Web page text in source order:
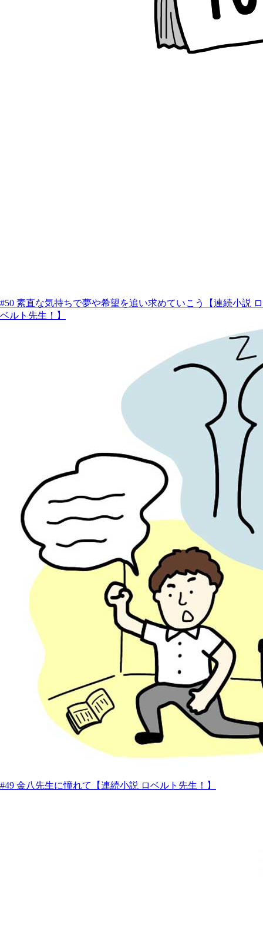
#50 素直な気持ちで夢や希望を追い求めていこう【連続小説 ロ
ベルト先生！】
#49 金八先生に憧れて【連続小説 ロベルト先生！】